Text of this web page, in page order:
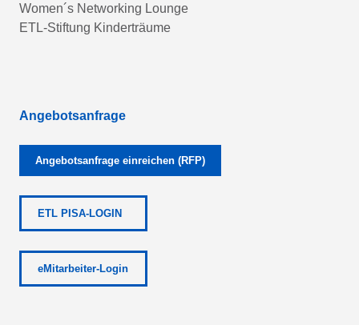
Women´s Networking Lounge
ETL-Stiftung Kinderträume
Angebotsanfrage
Angebotsanfrage einreichen (RFP)
ETL PISA-LOGIN
eMitarbeiter-Login